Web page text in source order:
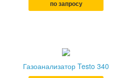
по запросу
Газоанализатор Testo 340